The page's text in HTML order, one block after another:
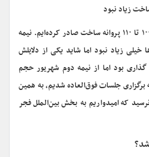
زیاد نبود
ایل‌بیگی اضافه کرد: هر سال بین ۱۰۰ تا ۱۱۰ پروانه ساخت صادر کرده‌ایم. نیمه
خیلی زیاد نبود اما شاید یکی از دلایلش
بود اما از نیمه دوم شهریور حجم
برگزاری جلسات فوق‌العاده شدیم، به همین
که امیدواریم به بخش بین‌الملل فجر